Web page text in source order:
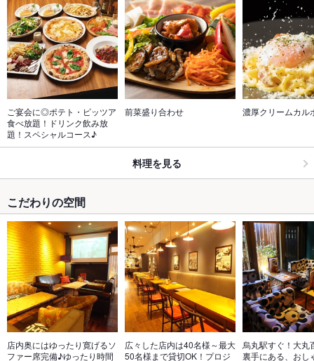
ご宴会に◎ポテト・ピッツア
食べ放題！ドリンク飲み放
題！スペシャルコース♪
前菜盛り合わせ 濃厚クリームカル
料理を見る
こだわりの空間
店内奥にはゆったり寛げるソ
ファー席完備♪ゆったり時間
広々した店内は40名様～最大
50名様まで貸切OK！プロジ
烏丸駅すぐ！大丸
裏手にある、おし